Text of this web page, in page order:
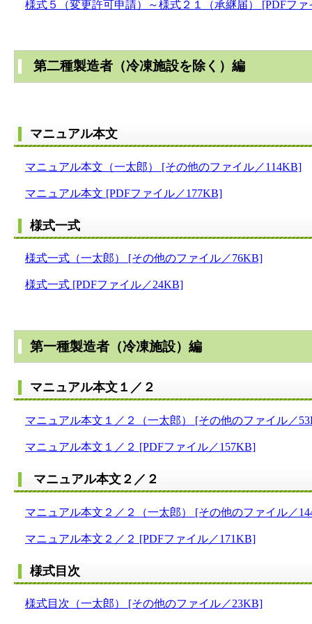
様式５（変更許可申請）～様式２１（承継届） [PDFファ
第二種製造者（冷凍施設を除く）編
マニュアル本文
マニュアル本文（一太郎） [その他のファイル／114KB]
マニュアル本文 [PDFファイル／177KB]
様式一式
様式一式（一太郎） [その他のファイル／76KB]
様式一式 [PDFファイル／24KB]
第一種製造者（冷凍施設）編
マニュアル本文１／２
マニュアル本文１／２（一太郎） [その他のファイル／
マニュアル本文１／２ [PDFファイル／157KB]
マニュアル本文２／２
マニュアル本文２／２（一太郎） [その他のファイル／
マニュアル本文２／２ [PDFファイル／171KB]
様式目次
様式目次（一太郎） [その他のファイル／23KB]